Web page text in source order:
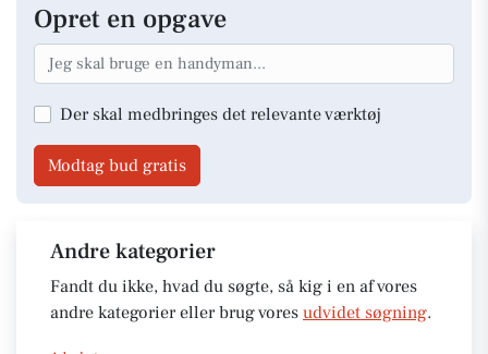
Opret en opgave
Der skal medbringes det relevante værktøj
Modtag bud gratis
Andre kategorier
Fandt du ikke, hvad du søgte, så kig i en af vores
andre kategorier eller brug vores udvidet søgning.